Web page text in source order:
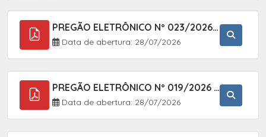
PREGÃO ELETRÔNICO Nº 023/2026 - AQUISIÇÃO DE ENXOVAL INFANTIL, EM ATENDIMENTO À SECRETARIA MUNICIPAL DE EDUCAÇÃO, ATRAVÉS DO SISTEMA DE REGISTRO DE PREÇOS (SRP).
Data de abertura: 28/07/2026
PREGÃO ELETRÔNICO Nº 019/2026 - CONTRATAÇÃO DE EMPRESA ESPECIALIZADA PARA A PRESTAÇÃO DE SERVIÇOS VETERINÁRIOS CLÍNICOS E CIRÚRGICOS, COM FOCO EM AÇÕES DE SAÚDE PÚBLICA, BEM-ESTAR ANIMAL E CONTROLE POPULACIONAL ÉTICO DE CÃES E GATOS, EM ATENDIMENTO À
Data de abertura: 28/07/2026